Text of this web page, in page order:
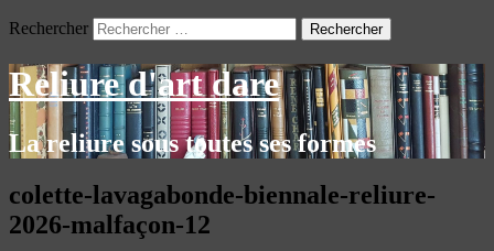
Rechercher
Reliure d'art dare
La reliure sous toutes ses formes
colette-lavagabonde-biennale-reliure-
2026-malfaçon-12